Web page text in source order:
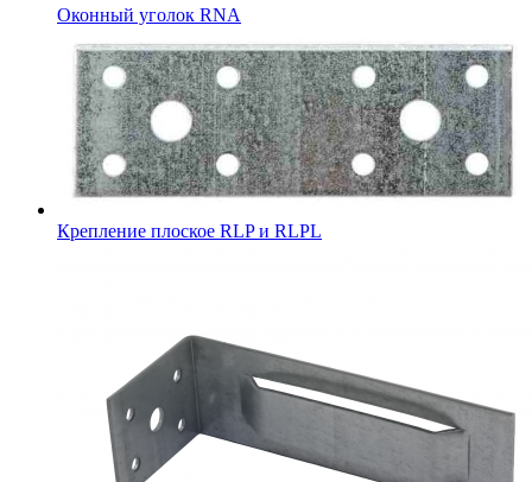
Оконный уголок RNA
Крепление плоское RLP и RLPL